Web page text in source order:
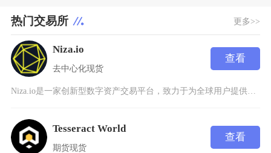
热门交易所 更多>>
Niza.io
去中心化现货
查看
Niza.io是一家创新型数字资产交易平台，致力于为全球用户提供安全、高效、透明的区块链资
Tesseract World
期货现货
查看